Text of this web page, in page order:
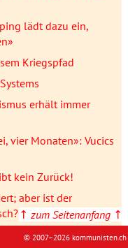
lädt dazu ein,
Kriegspfad
erhält immer
vier Monaten»: Vucics
kein Zurück!
aber ist der
Anwalt berichtet über
↑ zum Seitenanfang ↑
© 2007–2026 kommunisten.ch